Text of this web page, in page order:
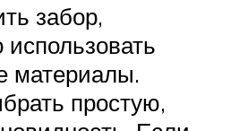
забор,
использовать
материалы.
простую,